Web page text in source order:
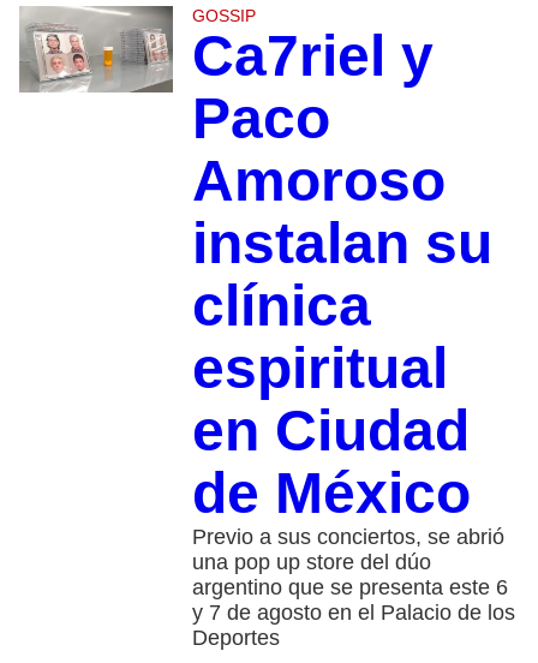
GOSSIP
Ca7riel y
Paco
Amoroso
instalan su
clínica
espiritual
en Ciudad
de México
Previo a sus conciertos, se abrió
una pop up store del dúo
argentino que se presenta este 6
y 7 de agosto en el Palacio de los
Deportes